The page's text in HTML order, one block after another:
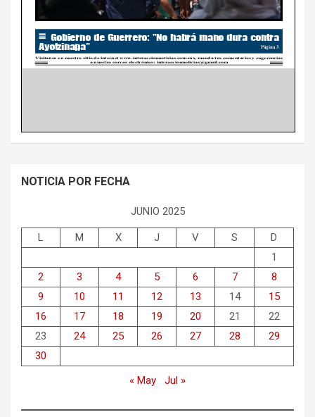
NOTICIA POR FECHA
JUNIO 2025
L M X J V S
D
1
2
3 4 5 6 7
8
9
10 11 12 13 14
15
16
17 18 19 20 21
22
23
24 25 26 27 28
29
30
« May
Jul »